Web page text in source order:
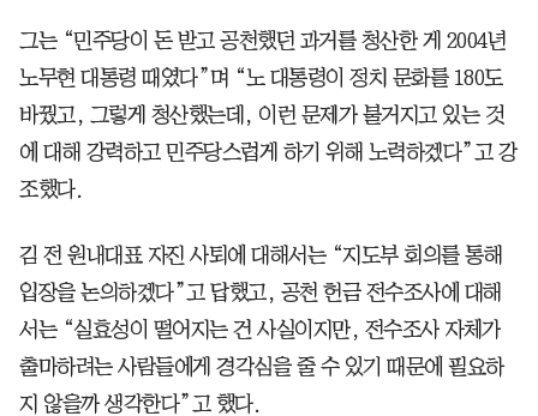
그는 “민주당이 돈 받고 공천했던 과거를 청산한 게 2004년
노무현 대통령 때였다”며 “노 대통령이 정치 문화를 180도
바꿨고, 그렇게 청산했는데, 이런 문제가 불거지고 있는 것
에 대해 강력하고 민주당스럽게 하기 위해 노력하겠다”고 강
조했다.
김 전 원내대표 자진 사퇴에 대해서는 “지도부 회의를 통해
입장을 논의하겠다”고 답했고, 공천 헌금 전수조사에 대해
서는 “실효성이 떨어지는 건 사실이지만, 전수조사 자체가
출마하려는 사람들에게 경각심을 줄 수 있기 때문에 필요하
지 않을까 생각한다”고 했다.